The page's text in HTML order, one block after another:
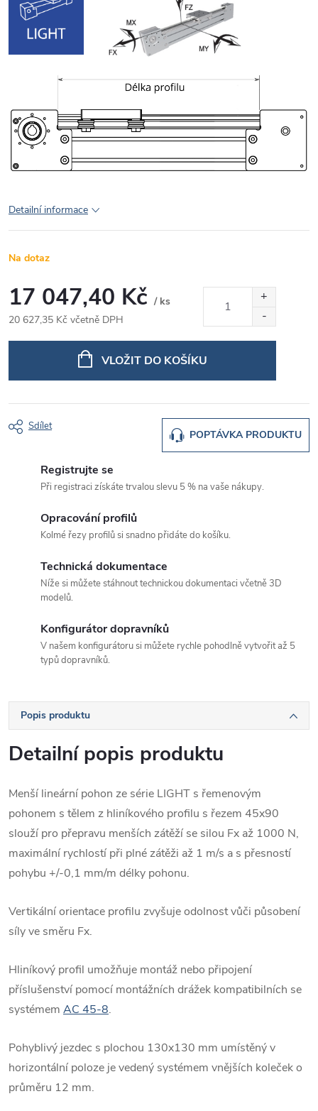
Detailní informace
Na dotaz
17 047,40 Kč / ks
20 627,35 Kč včetně DPH
VLOŽIT DO KOŠÍKU
POPTÁVKA PRODUKTU
Sdílet
Registrujte se
Při registraci získáte trvalou slevu 5 % na vaše nákupy.
Opracování profilů
Kolmé řezy profilů si snadno přidáte do košíku.
Technická dokumentace
Níže si můžete stáhnout technickou dokumentaci včetně 3D
modelů.
Konfigurátor dopravníků
V našem konfigurátoru si můžete rychle pohodlně vytvořit až 5
typů dopravníků.
Popis produktu
Detailní popis produktu
Menší lineární pohon ze série LIGHT s řemenovým
pohonem s tělem z hliníkového profilu s řezem 45x90
slouží pro přepravu menších zátěží se silou Fx až 1000 N,
maximální rychlostí při plné zátěži až 1 m/s a s přesností
pohybu +/-0,1 mm/m délky pohonu.
Vertikální orientace profilu zvyšuje odolnost vůči působení
síly ve směru Fx.
Hliníkový profil umožňuje montáž nebo připojení
příslušenství pomocí montážních drážek kompatibilních se
systémem AC 45-8.
Pohyblivý jezdec s plochou 130x130 mm umístěný v
horizontální poloze je vedený systémem vnějších koleček o
průměru 12 mm.